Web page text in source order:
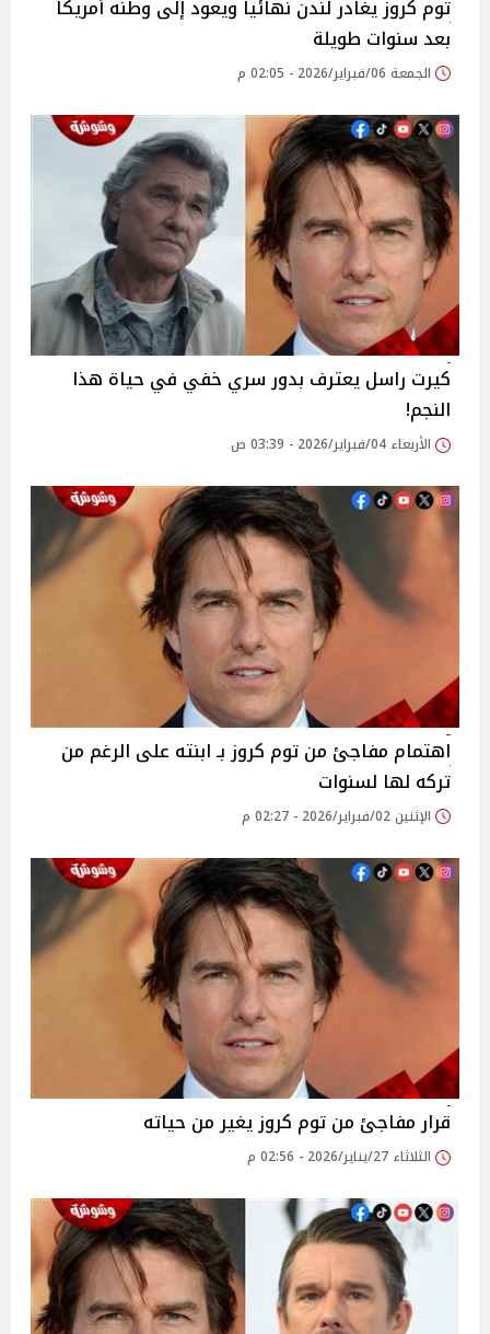
توم كروز يغادر لندن نهائياً ويعود إلى وطنه أمريكا
بعد سنوات طويلة
الجمعة 06/فبراير/2026 - 02:05 م
كيرت راسل يعترف بدور سري خفي في حياة هذا
النجم!
الأربعاء 04/فبراير/2026 - 03:39 ص
اهتمام مفاجئ من توم كروز بـ ابنته على الرغم من
تركه لها لسنوات
الإثنين 02/فبراير/2026 - 02:27 م
قرار مفاجئ من توم كروز يغير من حياته
الثلاثاء 27/يناير/2026 - 02:56 م